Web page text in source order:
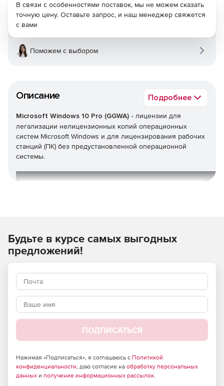
Описание Подробнее
Microsoft Windows 10 Pro (GGWA) - лицензии для
легализации нелицензионных копий операционных
систем Microsoft Windows и для лицензирования рабочих
станций (ПК) без предустановленной операционной
системы.
Знакомая и усовершенствованная Windows 10 привычна
и удобна, у нее много сходств с Windows 7, в том числе
меню «Пуск». Она быстро запускается и возобновляет
В связи с особенностями поставок, мы не можем сказать
точную цену. Оставьте запрос, и наш менеджер свяжется
с вами
Поможем с выбором
Будьте в курсе самых выгодных
предложений!
ПОДПИСАТЬСЯ
Нажимая «Подписаться», я соглашаюсь с Политикой
конфиденциальности, даю согласие на обработку персональных
данных и получение информационных рассылок.